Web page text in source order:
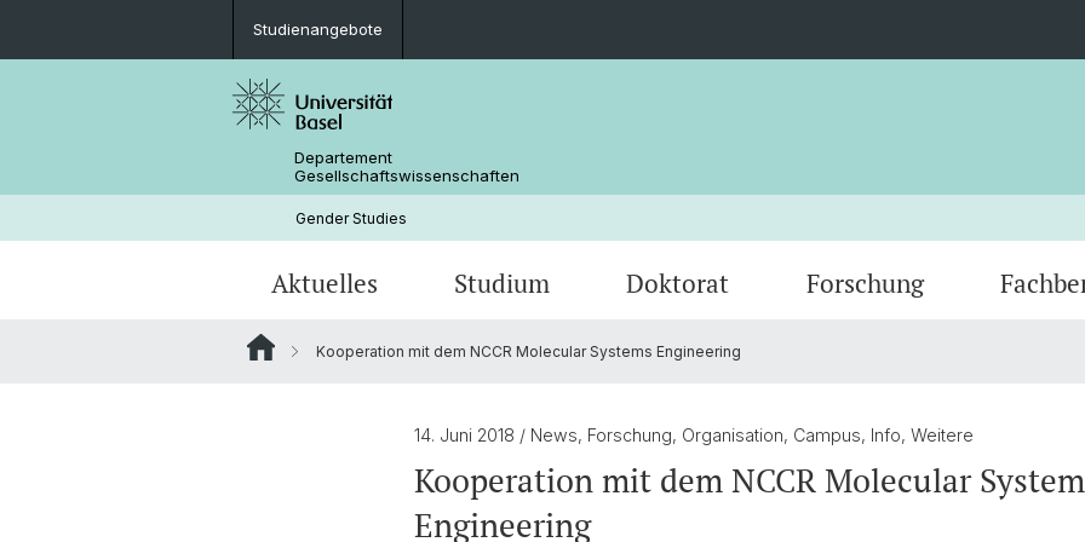
Studienangebote
Departement
Gesellschaftswissenschaften
Gender Studies
Aktuelles Studium
Prüfungen & Schriftliche Arbeiten
Doktorat Forschung
Kooperation mit dem NCCR Molecular Systems Engineering
14. Juni 2018 / News, Forschung, Organisation, Campus, Info, Weitere
Kooperation mit dem NCCR Molecular
Engineering